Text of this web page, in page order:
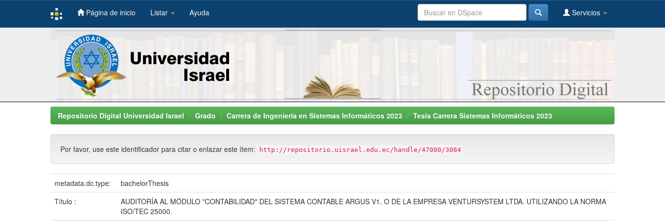
Skip
Página de inicio Listar Ayuda Servicios
Repositorio Digital Universidad Israel Grado Carrera de Ingeniería en Sistemas Informáticos 2023 Tesis Carrera Sistemas Informáticos 2023
Por favor, use este identificador para citar o enlazar este ítem: http://repositorio.uisrael.edu.ec/handle/47000/3084
metadata.dc.type:
bachelorThesis
Título :
AUDITORÍA AL MÓDULO "CONTABILIDAD" DEL SISTEMA CONTABLE ARGUS V1. O DE LA EMPRESA VENTURSYSTEM LTDA. UTILIZANDO LA NORMA
ISO/TEC 25000.